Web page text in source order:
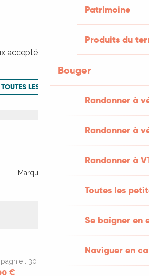
Patrimoine
Produits du
Bouger
Randonner à
Randonner à
Randonner à
Toutes les
Se baigner en
Naviguer en
acceptés
LES PRESTATIONS
Marque Parc
: 30 €/séjour
€